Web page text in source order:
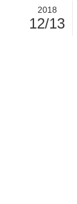
2018
12/13